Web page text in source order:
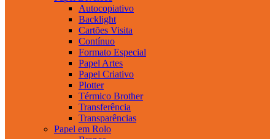
Autocopiativo
Backlight
Cartões Visita
Contínuo
Formato Especial
Papel Artes
Papel Criativo
Plotter
Térmico Brother
Transferência
Transparências
Papel em Rolo